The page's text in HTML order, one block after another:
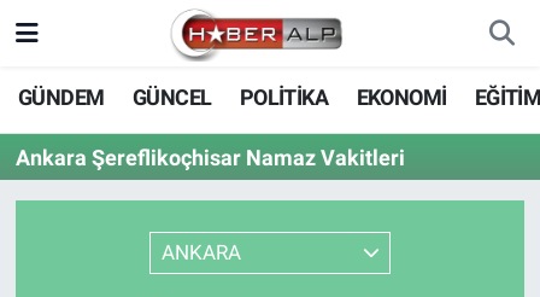
GÜNDEM GÜNCEL POLİTİKA EKONOMİ
Ankara Şereflikoçhisar Namaz Vakitleri
ANKARA
Nöbetçi Eczaneler
Hava Durumu
Süper Lig Puan Durumu ve Fikstür